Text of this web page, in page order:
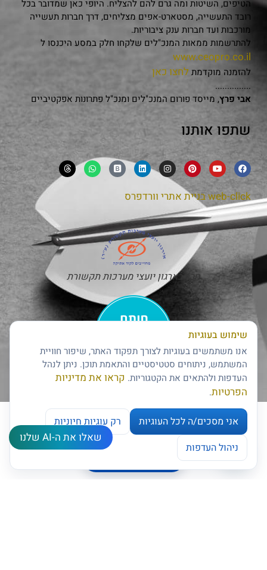
הטיפים, השיטות ומה גרם להם להצליח. היופי כאן שמדובר בכל
רובד התעשייה, מסטארט-אפים מצליחים, דרך חברות תעשייה
מורכבות ועד חברות ענק ציבוריות.
להתרשמות ממאות המנכ"לים שלקחו חלק במסע היכנסו ל
www.ceopro.co.il
להזמנה מוקדמת לחצו כאן
...............
אבי פרץ, מייסד פורום המנכ"לים ומנכ"ל פתרונות אפקטיביים
שתפו אותנו
web-clickבניית אתרי וורדפרס
חבר בארגון יועצי מערכות תקשורת
חותם האמינות של דן אנד ברדסטריט
שאלו את ה-AI שלנו
שימוש בעוגיות
אנו משתמשים בעוגיות לצורך תפקוד האתר, שיפור חוויית
המשתמש, ניתוחים סטטיסטיים והתאמת תוכן. ניתן לנהל
העדפות ולהתאים את הקטגוריות. קראו את מדיניות
הפרטיות.
אני מסכים/ה לכל העוגיות
רק עוגיות חיוניות
ניהול העדפות
צרו קשר
Open chaty